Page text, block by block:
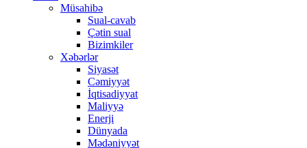
Müsahibə
Sual-cavab
Çətin sual
Bizimkiler
Xəbərlər
Siyasət
Cəmiyyət
İqtisadiyyat
Maliyyə
Enerji
Dünyada
Mədəniyyət